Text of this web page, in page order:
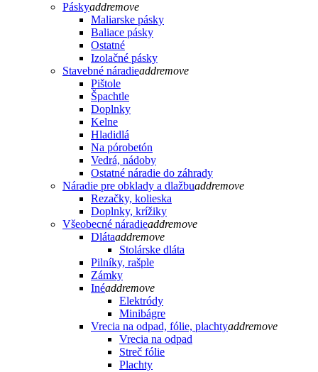
Páskyaddremove
Maliarske pásky
Baliace pásky
Ostatné
Izolačné pásky
Stavebné náradieaddremove
Pištole
Špachtle
Doplnky
Kelne
Hladidlá
Na pórobetón
Vedrá, nádoby
Ostatné náradie do záhrady
Náradie pre obklady a dlažbuaddremove
Rezačky, kolieska
Doplnky, krížiky
Všeobecné náradieaddremove
Dlátaaddremove
Stolárske dláta
Pilníky, rašple
Zámky
Inéaddremove
Elektródy
Minibágre
Vrecia na odpad, fólie, plachtyaddremove
Vrecia na odpad
Streč fólie
Plachty